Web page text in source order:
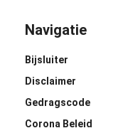
Navigatie
Bijsluiter
Disclaimer
Gedragscode
Corona Beleid